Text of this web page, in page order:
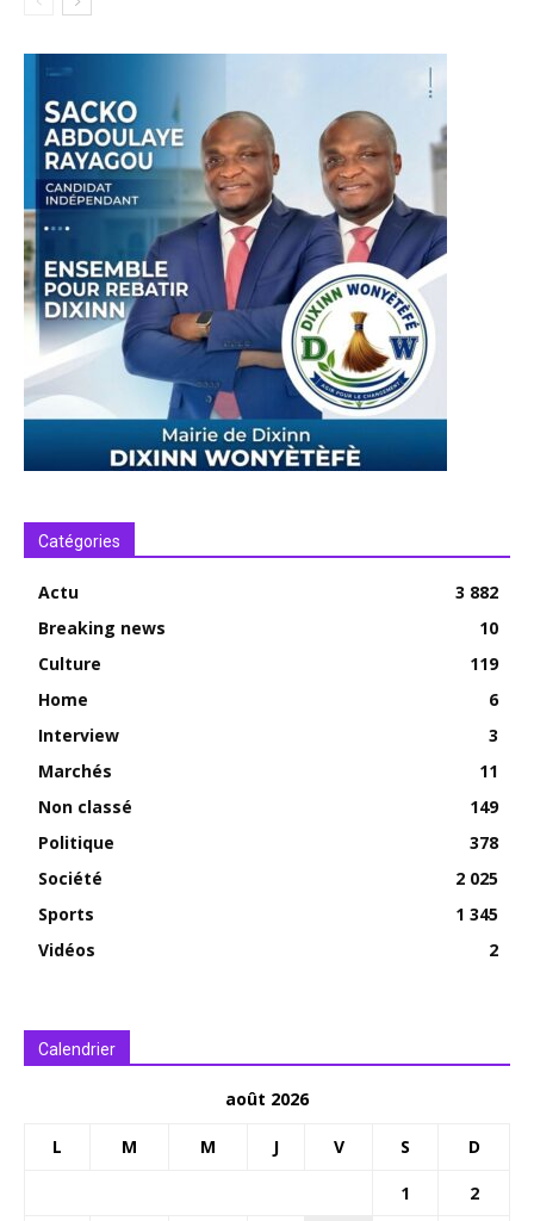
Catégories
Actu
3 882
Breaking news
10
Culture
119
Home
6
Interview
3
Marchés
11
Non classé
149
Politique
378
Société
2 025
Sports
1 345
Vidéos
2
Calendrier
août 2026
L M M J V S D
1
2